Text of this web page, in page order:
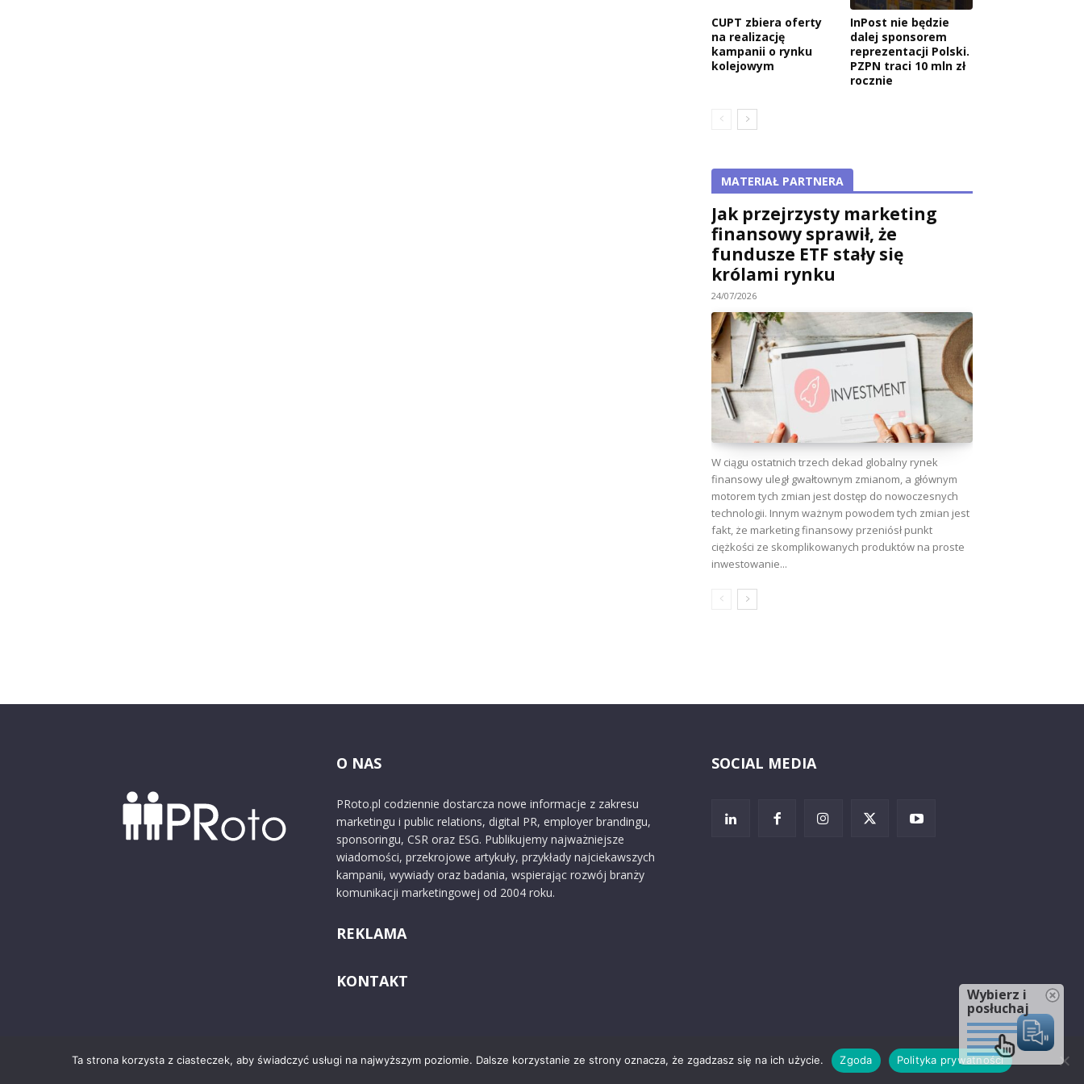
CUPT zbiera oferty
na realizację
kampanii o rynku
kolejowym
InPost nie będzie
dalej sponsorem
reprezentacji Polski.
PZPN traci 10 mln zł
rocznie
MATERIAŁ PARTNERA
Jak przejrzysty marketing
finansowy sprawił, że
fundusze ETF stały się
królami rynku
24/07/2026
W ciągu ostatnich trzech dekad globalny rynek
finansowy uległ gwałtownym zmianom, a głównym
motorem tych zmian jest dostęp do nowoczesnych
technologii. Innym ważnym powodem tych zmian jest
fakt, że marketing finansowy przeniósł punkt
ciężkości ze skomplikowanych produktów na proste
inwestowanie...
O NAS
PRoto.pl codziennie dostarcza nowe informacje z zakresu
marketingu i public relations, digital PR, employer brandingu,
sponsoringu, CSR oraz ESG. Publikujemy najważniejsze
wiadomości, przekrojowe artykuły, przykłady najciekawszych
kampanii, wywiady oraz badania, wspierając rozwój branży
komunikacji marketingowej od 2004 roku.
REKLAMA
KONTAKT
SOCIAL MEDIA
© 2024 PRoto.pl O nas Reklama Zastrzeżenia prawne
Ta strona korzysta z ciasteczek, aby świadczyć usługi na najwyższym poziomie. Dalsze korzystanie ze strony oznacza, że zgadzasz się na ich użycie. Zgoda Polityka prywatności
Wybierz i
posłuchaj